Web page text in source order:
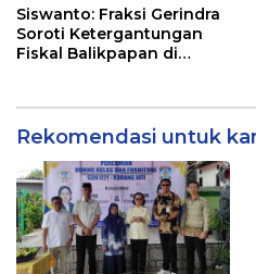
Siswanto: Fraksi Gerindra
Soroti Ketergantungan
Fiskal Balikpapan di
Rekomendasi untuk